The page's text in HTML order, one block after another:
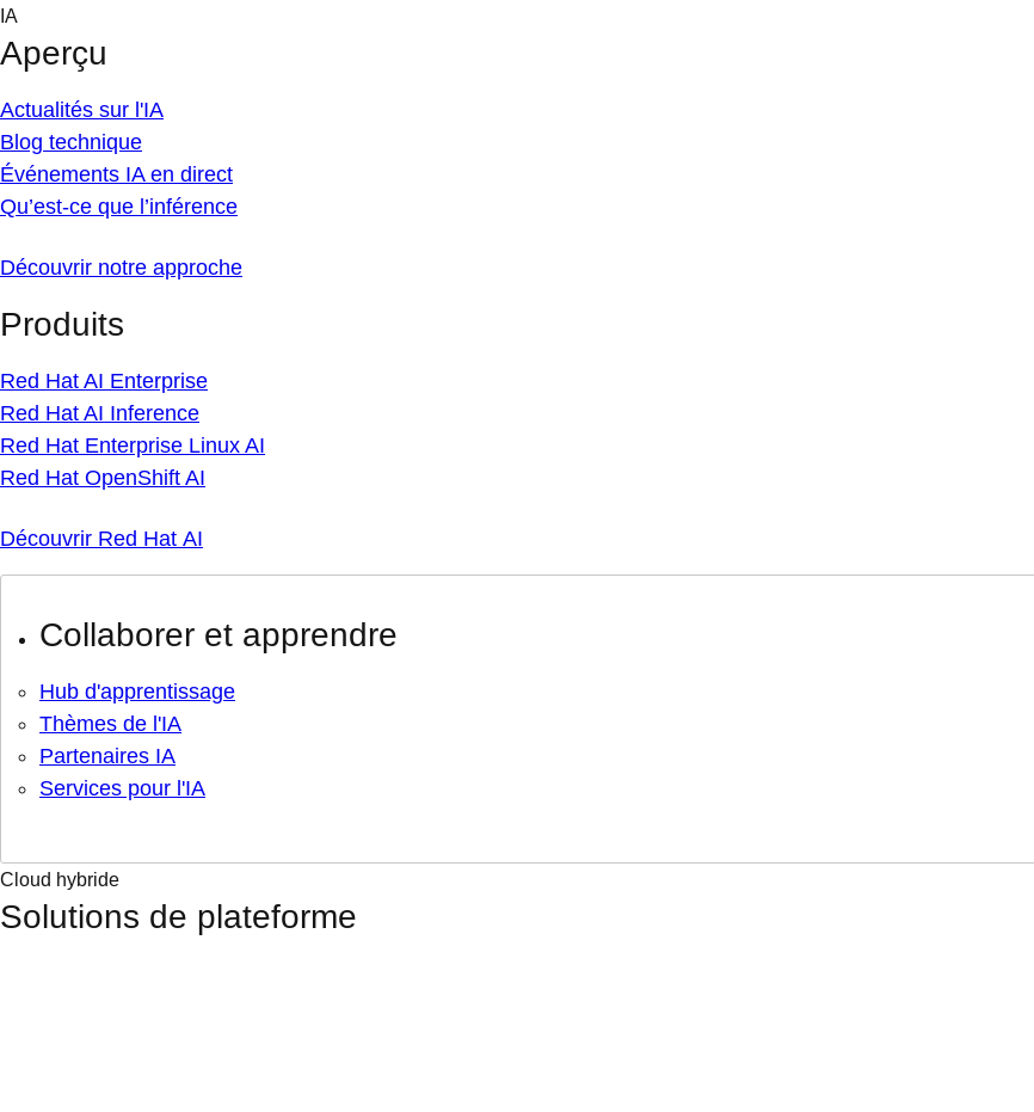
Skip
content
IA
Aperçu
Actualités sur l'IA
Blog technique
Événements IA en direct
Qu’est-ce que l’inférence
Découvrir notre approche
Produits
Red Hat AI Enterprise
Red Hat AI Inference
Red Hat Enterprise Linux AI
Red Hat OpenShift AI
Découvrir Red Hat AI
Collaborer et apprendre
Hub d'apprentissage
Thèmes de l'IA
Partenaires IA
Services pour l'IA
Cloud hybride
Solutions de plateforme